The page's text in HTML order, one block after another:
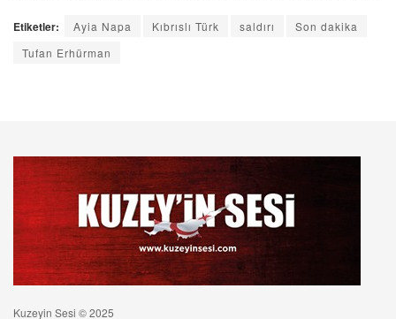
Etiketler: Ayia Napa Kıbrıslı Türk saldırı
Son dakika
Tufan Erhürman
Kuzeyin Sesi © 2025